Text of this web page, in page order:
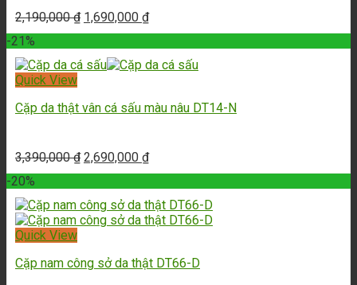
2,190,000₫ 1,690,000 ₫
-21%
Quick View
Cặp da thật vân cá sấu màu nâu DT14-N
3,390,000₫ 2,690,000 ₫
-20%
Quick View
Cặp nam công sở da thật DT66-D